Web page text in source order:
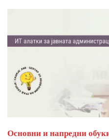
Основни и напредни